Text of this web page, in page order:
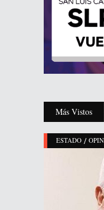
Más Vistos
ESTADO /